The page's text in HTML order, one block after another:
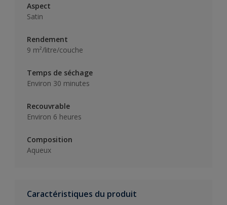
Aspect
Satin
Rendement
9 m²/litre/couche
Temps de séchage
Environ 30 minutes
Recouvrable
Environ 6 heures
Composition
Aqueux
Caractéristiques du produit